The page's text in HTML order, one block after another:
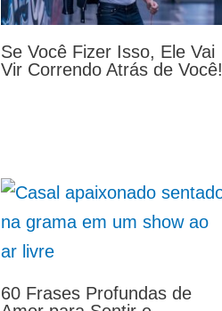
Se Você Fizer Isso, Ele Vai
Vir Correndo Atrás de Você!
60 Frases Profundas de